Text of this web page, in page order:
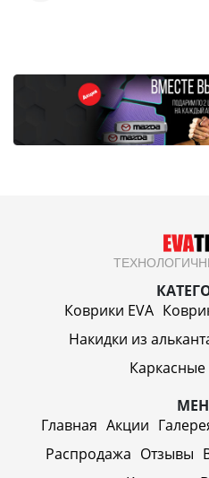
Коврики EVA
Накидки из
Главная Акции
Распродажа Отзывы